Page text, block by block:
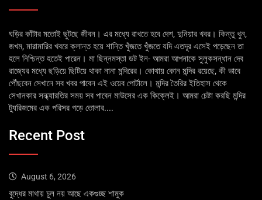
ঘড়ির কাঁটার মতোই ছুটছে জীবন। এর মধ্যে রাখতে হবে দেশ, দুনিয়ার খবর। কিন্তু খুন,
জখম, মারামারির খবরে ক্লান্ত হয়ে শান্তি খুঁজতে খুঁজতে যদি এতদূর এসেই পড়েছেন তা
হলে নিশ্চিন্ত হতেই পারেন। মা ছিন্নমস্তা ডট ইন- আমরা আপনাকে সুলুকসন্ধান দেব
রাজ্যের মধ্যে ছড়িয়ে ছিটিয়ে থাকা নানা মন্দিরের। কোথায় কোন মন্দির রয়েছে, কী ভাবে
পৌঁছবেন সেখানে সব খবর পাবেন এই ওয়েব পোর্টালে। মন্দির তৈরির ইতিহাস থেকে
সেখানকার সন্ধ্যারতির সময় সব পাবেন মাউসের এক কিক্লেই। আমরা চেষ্টা করছি মন্দির
ট্যুরিজমের এক পরিসর গড়ে তোলার....
Recent Post
August 6, 2026
বুদ্ধের মাথায় চুল নয় আছে একগুচ্ছ শামুক